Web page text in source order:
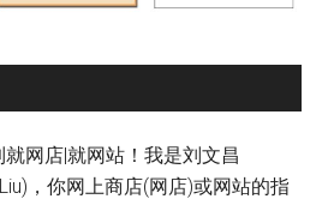
就网店|就网站！我是刘文昌
，你网上商店(网店)或网站的指